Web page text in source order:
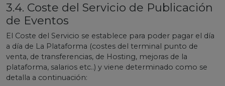
3.4. Coste del Servicio de Publicación
de Eventos
El Coste del Servicio se establece para poder pagar el día
a día de La Plataforma (costes del terminal punto de
venta, de transferencias, de Hosting, mejoras de la
plataforma, salarios etc..) y viene determinado como se
detalla a continuación: